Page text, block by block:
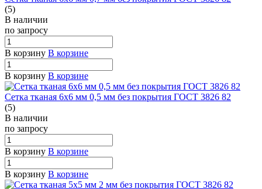
(5)
В наличии
по запросу
В корзину В корзине
В корзину В корзине
Сетка тканая 6х6 мм 0,5 мм без покрытия ГОСТ 3826 82
(5)
В наличии
по запросу
В корзину В корзине
В корзину В корзине